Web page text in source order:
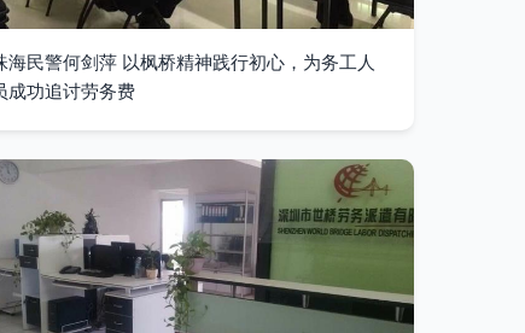
海民警何剑萍 以枫桥精神践行初心，为务工人
成功追讨劳务费